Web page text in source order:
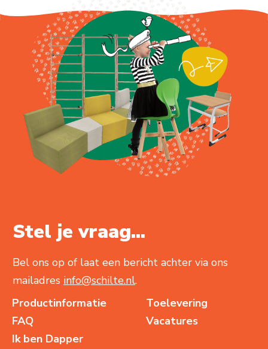
Stel je vraag...
Bel ons op of laat een bericht achter via ons
mailadres info@schilte.nl.
Productinformatie
Toelevering
FAQ
Vacatures
Ik ben Dapper